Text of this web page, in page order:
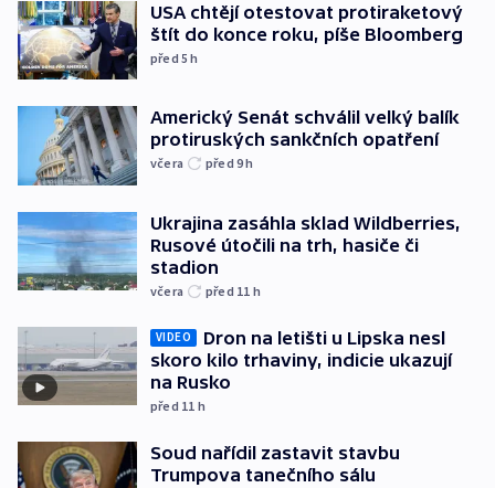
USA chtějí otestovat protiraketový
štít do konce roku, píše Bloomberg
před 5h
Americký Senát schválil velký balík
protiruských sankčních opatření
včera před 9h
Ukrajina zasáhla sklad Wildberries,
Rusové útočili na trh, hasiče či
stadion
včera před 11 h
VIDEO
Dron na letišti u Lipska nesl
skoro kilo trhaviny, indicie ukazují
na Rusko
před 11 h
Soud nařídil zastavit stavbu
Trumpova tanečního sálu